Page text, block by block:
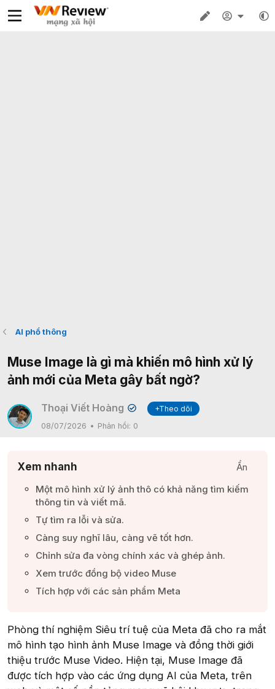
AI phổ thông
Muse Image là gì mà khiến mô hình xử lý
ảnh mới của Meta gây bất ngờ?
Thoại Viết Hoàng ✔
+Theo dõi
08/07/2026
Phản hồi: 0
Xem nhanh
Ẩn
Một mô hình xử lý ảnh thô có khả năng tìm kiếm
thông tin và viết mã.​
Tự tìm ra lỗi và sửa.​
Càng suy nghĩ lâu, càng vẽ tốt hơn.​
Chỉnh sửa đa vòng chính xác và ghép ảnh.​
Xem trước đồng bộ video Muse​
Tích hợp với các sản phẩm Meta​
Phòng thí nghiệm Siêu trí tuệ của Meta đã cho ra mắt
mô hình tạo hình ảnh Muse Image và đồng thời giới
thiệu trước Muse Video. Hiện tại, Muse Image đã
được tích hợp vào các ứng dụng AI của Meta, trên